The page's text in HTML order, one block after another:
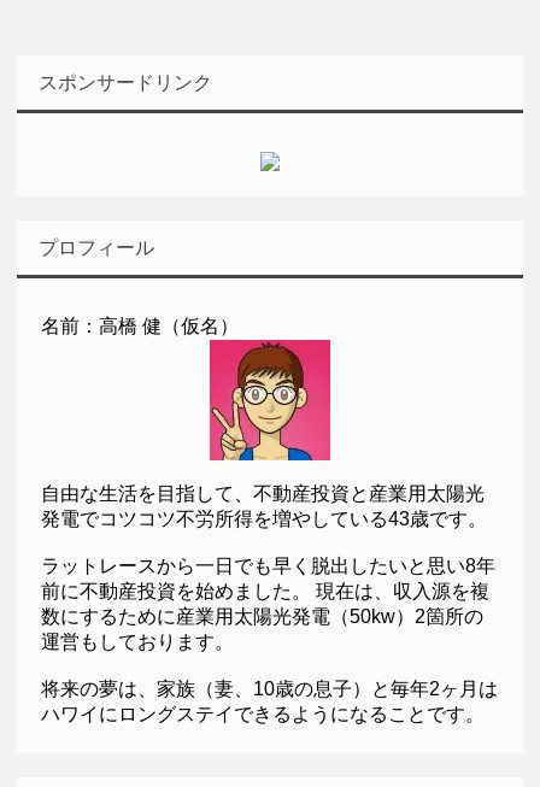
スポンサードリンク
プロフィール
名前：高橋 健（仮名）
自由な生活を目指して、不動産投資と産業用太陽光
発電でコツコツ不労所得を増やしている43歳です。
ラットレースから一日でも早く脱出したいと思い8年
前に不動産投資を始めました。 現在は、収入源を複
数にするために産業用太陽光発電（50kw）2箇所の
運営もしております。
将来の夢は、家族（妻、10歳の息子）と毎年2ヶ月は
ハワイにロングステイできるようになることです。